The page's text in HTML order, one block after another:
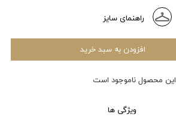
راهنمای سایز
افزودن به سبد خرید
این محصول ناموجود است
ویژگی ها